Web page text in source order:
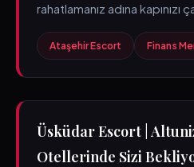
rahatlamanız adına kapınızı
Ataşehir Escort Finans
Üsküdar Escort |
Otellerinde Sizi